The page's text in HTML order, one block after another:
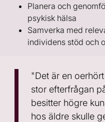
Planera och
psykisk hälsa
Samverka med
individens stöd och
"Det är en
stor efterfrågan
besitter högre
hos äldre skulle